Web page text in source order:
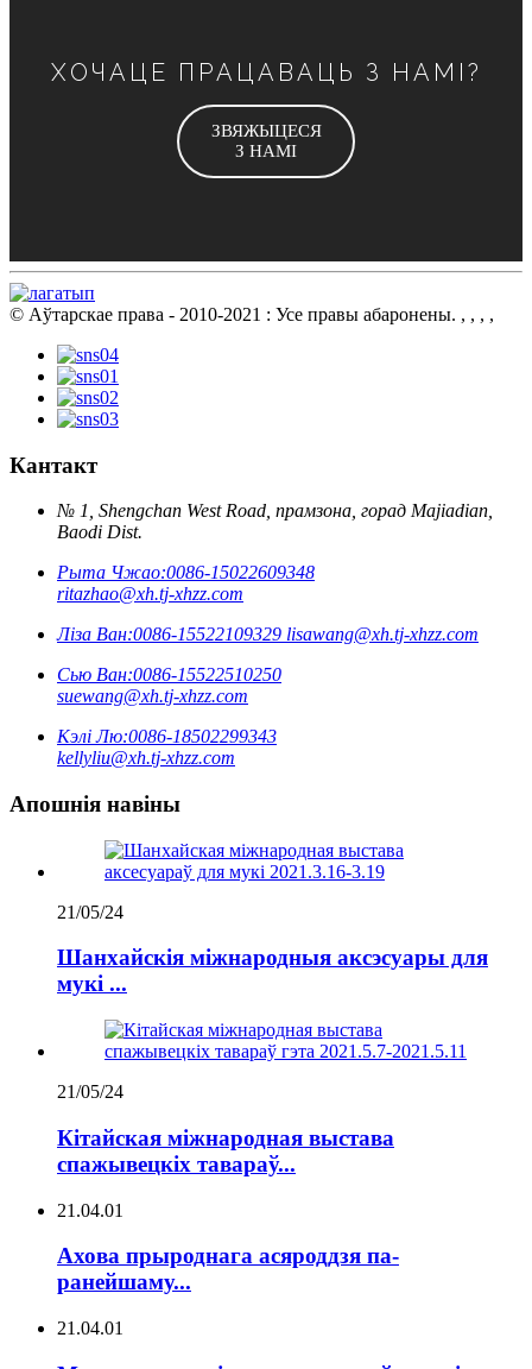
ХОЧАЦЕ ПРАЦАВАЦЬ З НАМІ?
ЗВЯЖЫЦЕСЯ
З НАМІ
© Аўтарскае права - 2010-2021 : Усе правы абаронены. , , , ,
Кантакт
№ 1, Shengchan West Road, прамзона, горад Majiadian,
Baodi Dist.
Рыта Чжао:0086-15022609348
ritazhao@xh.tj-xhzz.com
Ліза Ван:0086-15522109329 lisawang@xh.tj-xhzz.com
Сью Ван:0086-15522510250
suewang@xh.tj-xhzz.com
Кэлі Лю:0086-18502299343
kellyliu@xh.tj-xhzz.com
Апошнія навіны
21/05/24
Шанхайскія міжнародныя аксэсуары для
мукі ...
21/05/24
Кітайская міжнародная выстава
спажывецкіх тавараў...
21.04.01
Ахова прыроднага асяроддзя па-
ранейшаму...
21.04.01